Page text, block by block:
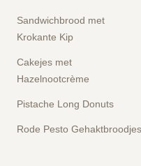
Sandwichbrood met
Krokante Kip
Cakejes met
Hazelnootcrème
Pistache Long Donuts
Rode Pesto Gehaktbroodjes